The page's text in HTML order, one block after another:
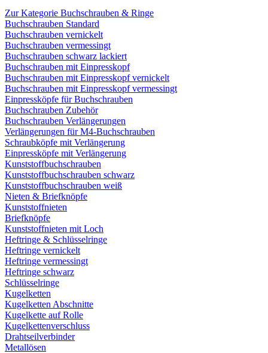
Zur Kategorie Buchschrauben & Ringe
Buchschrauben Standard
Buchschrauben vernickelt
Buchschrauben vermessingt
Buchschrauben schwarz lackiert
Buchschrauben mit Einpresskopf
Buchschrauben mit Einpresskopf vernickelt
Buchschrauben mit Einpresskopf vermessingt
Einpressköpfe für Buchschrauben
Buchschrauben Zubehör
Buchschrauben Verlängerungen
Verlängerungen für M4-Buchschrauben
Schraubköpfe mit Verlängerung
Einpressköpfe mit Verlängerung
Kunststoffbuchschrauben
Kunststoffbuchschrauben schwarz
Kunststoffbuchschrauben weiß
Nieten & Briefknöpfe
Kunststoffnieten
Briefknöpfe
Kunststoffnieten mit Loch
Heftringe & Schlüsselringe
Heftringe vernickelt
Heftringe vermessingt
Heftringe schwarz
Schlüsselringe
Kugelketten
Kugelketten Abschnitte
Kugelkette auf Rolle
Kugelkettenverschluss
Drahtseilverbinder
Metallösen